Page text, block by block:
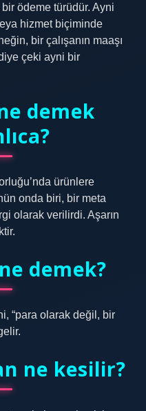
ödeme türüdür. Ayni
hizmet biçiminde
bir çalışanın maaşı
çeki ayni bir
demek
ürünlere
onda biri, bir meta
olarak verilirdi. Aşarın
demek?
“para olarak değil, bir
ne kesilir?